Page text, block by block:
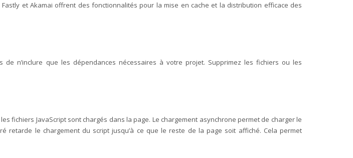
et Akamai offrent des fonctionnalités pour la mise en cache et la distribution efficace des
n’inclure que les dépendances nécessaires à votre projet. Supprimez les fichiers ou les
fichiers JavaScript sont chargés dans la page. Le chargement asynchrone permet de charger le
le chargement du script jusqu’à ce que le reste de la page soit affiché. Cela permet